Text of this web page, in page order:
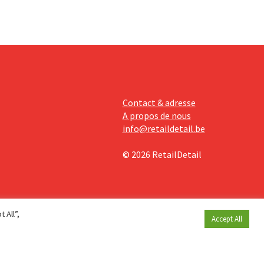
Contact & adresse
A propos de nous
info@retaildetail.be
© 2026 RetailDetail
All”,
Accept All